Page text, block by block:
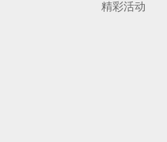
精彩活动